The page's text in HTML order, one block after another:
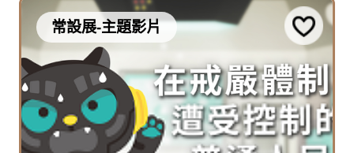
常設展-主題影片